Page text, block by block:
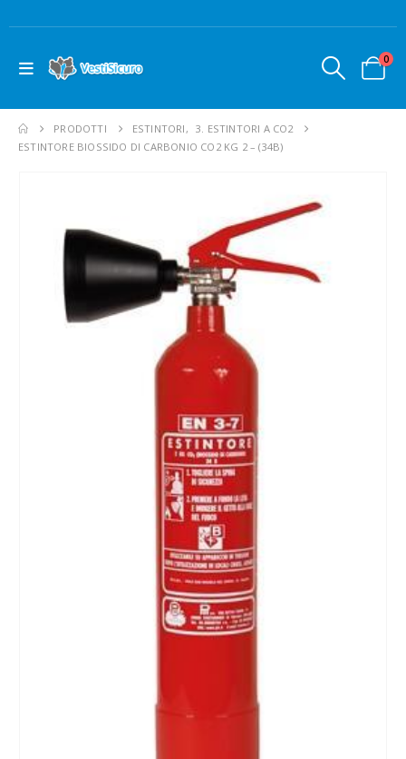
0
PRODOTTI ESTINTORI, 3. ESTINTORI A CO2
ESTINTORE BIOSSIDO DI CARBONIO CO2 KG 2 – (34B)